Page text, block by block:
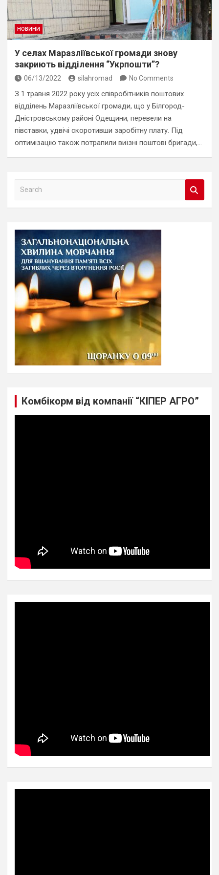
НОВИНИ
У селах Маразліївської громади знову
закриють відділення “Укрпошти”?
06/13/2022 silahromad No Comments
З 1 травня 2022 року усіх співробітників поштових
відділень Маразліївської громади, що у Білгород-
Дністровському районі Одещини, перевели на
півставки, удвічі скоротивши заробітну плату. Під
оптимізацію також потрапили виїзні поштові бригади,…
a
Комбікорм від компанії “КІПЕР АГРО”